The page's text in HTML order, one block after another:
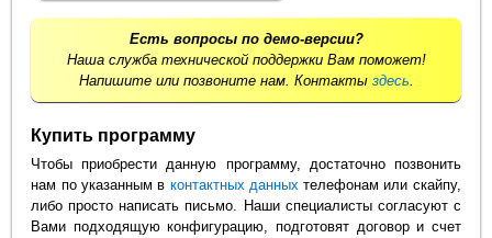
Есть вопросы по демо-версии?
Наша служба технической поддержки Вам поможет!
Напишите или позвоните нам. Контакты здесь.
Купить программу
Чтобы приобрести данную программу, достаточно позвонить
нам по указанным в контактных данныхтелефонам или скайпу,
либо просто написать письмо. Наши специалисты согласуют с
Вами подходящую конфигурацию, подготовят договор и счет